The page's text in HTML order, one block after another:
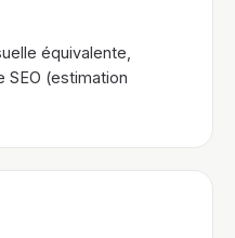
équivalente,
SEO (estimation